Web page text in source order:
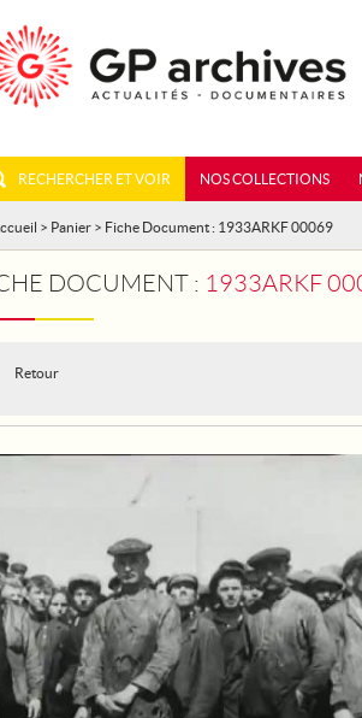
RECHERCHER ET VOIR NOS COLLECTIONS
> Panier > Fiche Document : 1933ARKF 00069
DOCUMENT : 1933ARKF
Retour